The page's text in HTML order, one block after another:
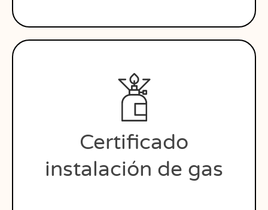
Certificado
instalación de gas